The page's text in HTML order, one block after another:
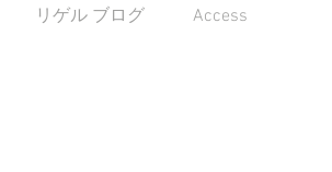
リゲル ブログ Access